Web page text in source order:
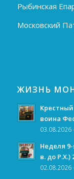
Рыбинская
Московский
ЖИЗНЬ
воина
03.08.2026
Неделя
в. до Р.Х.)
02.08.2026